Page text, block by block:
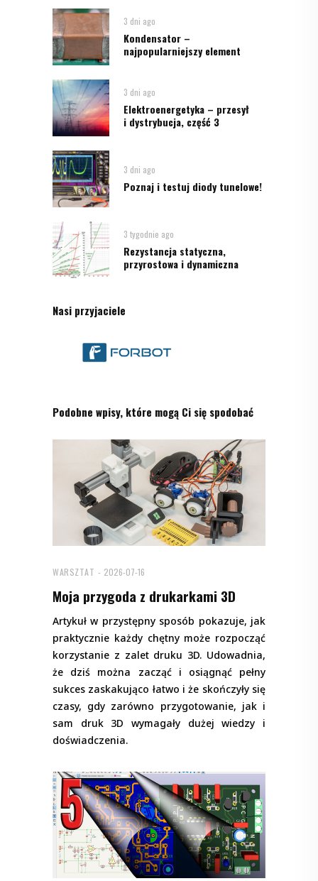
3 dni ago
Kondensator –
najpopularniejszy element
3 dni ago
Elektroenergetyka – przesył
i dystrybucja, część 3
3 dni ago
Poznaj i testuj diody tunelowe!
3 tygodnie ago
Rezystancja statyczna,
przyrostowa i dynamiczna
Nasi przyjaciele
Podobne wpisy, które mogą Ci się spodobać
WARSZTAT 2026-07-16
Moja przygoda z drukarkami 3D
Artykuł w przystępny sposób pokazuje, jak
praktycznie każdy chętny może rozpocząć
korzystanie z zalet druku 3D. Udowadnia,
że dziś można zacząć i osiągnąć pełny
sukces zaskakująco łatwo i że skończyły się
czasy, gdy zarówno przygotowanie, jak i
sam druk 3D wymagały dużej wiedzy i
doświadczenia.